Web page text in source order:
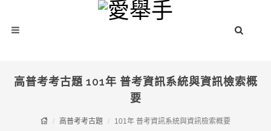
高普考考古題 101年 普考資訊系統與資訊檢索概
要
高普考考古題 101年 普考資訊系統與資訊檢索概要